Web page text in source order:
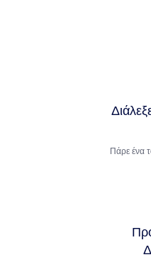
Πάρε ένα